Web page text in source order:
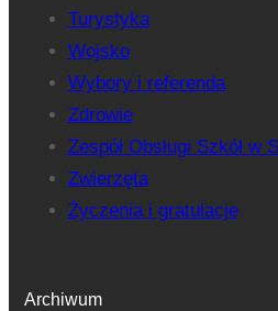
Turystyka
Wojsko
Wybory i referenda
Zdrowie
Zespół Obsługi Szkół w
Zwierzęta
Życzenia i gratulacje
Archiwum